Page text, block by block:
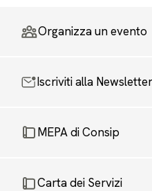
Organizza un evento
Iscriviti alla Newsletter
MEPA di Consip
Carta dei Servizi